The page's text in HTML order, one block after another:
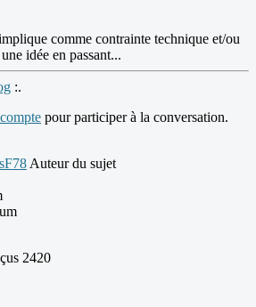
comme contrainte technique et/ou
idée en passant...
:.
pour participer à la conversation.
Auteur du sujet
2420